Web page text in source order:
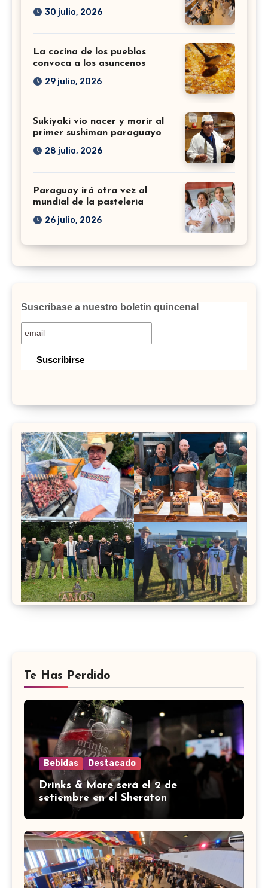
30 julio, 2026
La cocina de los pueblos
convoca a los asuncenos
29 julio, 2026
Sukiyaki vio nacer y morir al
primer sushiman paraguayo
28 julio, 2026
Paraguay irá otra vez al
mundial de la pastelería
26 julio, 2026
Suscríbase a nuestro boletín quincenal
Te Has Perdido
Bebidas Destacado
Drinks & More será el 2 de
setiembre en el Sheraton